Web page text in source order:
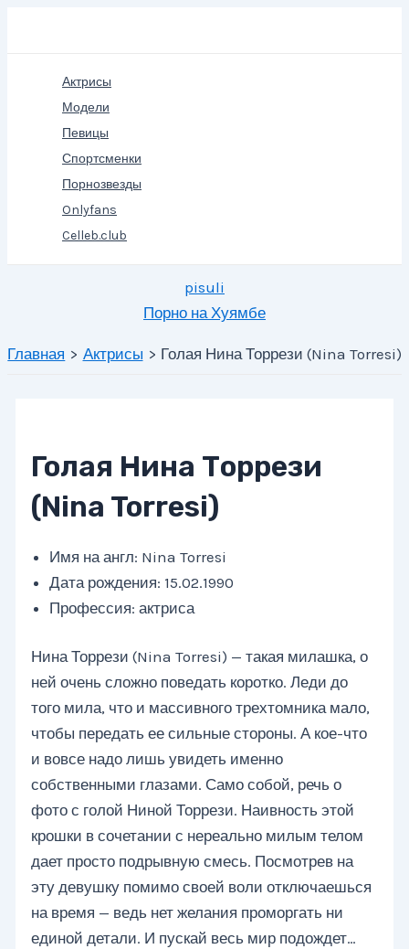
Актрисы
Модели
Певицы
Спортсменки
Порнозвезды
Onlyfans
Celleb.club
pisuli
Порно на Хуямбе
Главная Актрисы Голая Нина Торрези (Nina Torresi)
Голая Нина Торрези
(Nina Torresi)
Имя на англ: Nina Torresi
Дата рождения: 15.02.1990
Профессия: актриса
Нина Торрези (Nina Torresi) — такая милашка, о
ней очень сложно поведать коротко. Леди до
того мила, что и массивного трехтомника мало,
чтобы передать ее сильные стороны. А кое-что
и вовсе надо лишь увидеть именно
собственными глазами. Само собой, речь о
фото с голой Ниной Торрези. Наивность этой
крошки в сочетании с нереально милым телом
дает просто подрывную смесь. Посмотрев на
эту девушку помимо своей воли отключаешься
на время — ведь нет желания проморгать ни
единой детали. И пускай весь мир подождет…